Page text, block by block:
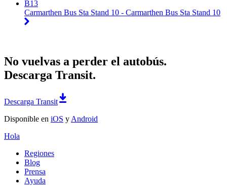
B13
Carmarthen Bus Sta Stand 10 - Carmarthen Bus Sta Stand 10
No vuelvas a perder el autobús.
Descarga Transit.
Descarga Transit
Disponible en iOS y Android
Hola
Regiones
Blog
Prensa
Ayuda